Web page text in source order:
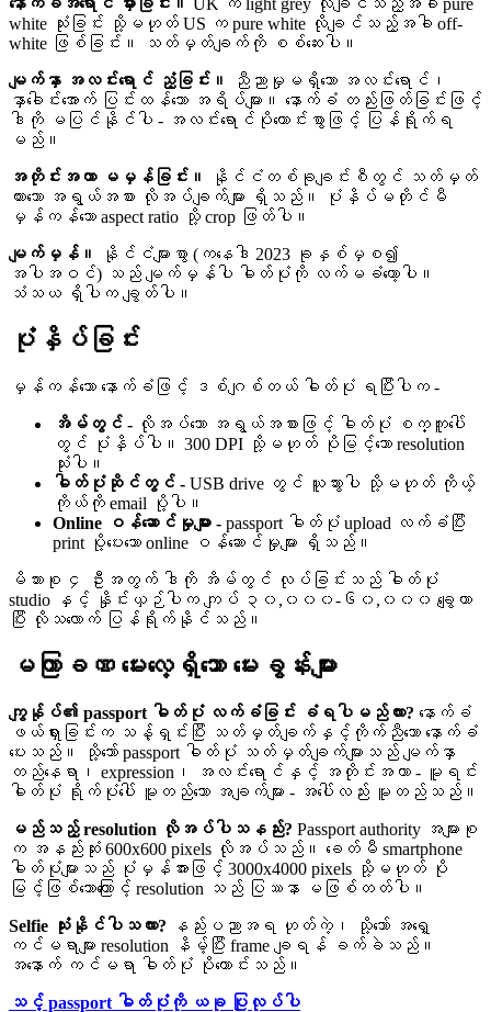
နောက်ခံအရောင် မှားခြင်း။ UK က light grey လိုချင်သည့်အခါ pure
white သုံးခြင်း သို့မဟုတ် US က pure white လိုချင်သည့်အခါ off-
white ဖြစ်ခြင်း။ သတ်မှတ်ချက်ကို စစ်ဆေးပါ။
မျက်နှာ အလင်းရောင် ညံ့ခြင်း။
ညီညာမှုမရှိသော အလင်းရောင်၊
နှာခေါင်းအောက် ပြင်းထန်သော အရိပ်များ။ နောက်ခံ တည်းဖြတ်ခြင်းဖြင့်
ဒါကို မပြင်နိုင်ပါ - အလင်းရောင်ပိုကောင်းစွာဖြင့် ပြန်ရိုက်ရ
မည်။
အတိုင်းအတာ မမှန်ခြင်း။
နိုင်ငံတစ်ခုချင်းစီတွင် သတ်မှတ်
ထားသော အရွယ်အစား လိုအပ်ချက်များ ရှိသည်။ ပုံနှိပ်မတိုင်မီ
မှန်ကန်သော aspect ratio သို့ crop ဖြတ်ပါ။
မျက်မှန်။
နိုင်ငံများစွာ (ကနေဒါ 2023 ခုနှစ်မှစ၍
အပါအဝင်) သည် မျက်မှန်ပါ ဓါတ်ပုံကို လက်မခံတော့ပါ။
သံသယ ရှိပါက ချွတ်ပါ။
ပုံနှိပ်ခြင်း
မှန်ကန်သော နောက်ခံဖြင့် ဒစ်ဂျစ်တယ် ဓါတ်ပုံ ရပြီးပါက -
အိမ်တွင် - လိုအပ်သော အရွယ်အစားဖြင့် ဓါတ်ပုံ စက္ကူပေါ်
တွင် ပုံနှိပ်ပါ။ 300 DPI သို့မဟုတ် ပိုမြင့်သော resolution
သုံးပါ။
ဓါတ်ပုံဆိုင်တွင် - USB drive တွင် ယူသွားပါ သို့မဟုတ် ကိုယ့်
ကိုယ်ကို email ပို့ပါ။
Online ဝန်ဆောင်မှုများ - passport ဓါတ်ပုံ upload လက်ခံပြီး
print ပို့ပေးသော online ဝန်ဆောင်မှုများ ရှိသည်။
မိသားစု ၄ ဦးအတွက် ဒါကို အိမ်တွင် လုပ်ခြင်းသည် ဓါတ်ပုံ
studio နှင့် နှိုင်းယှဉ်ပါက ကျပ် ၃၀,၀၀၀-၆၀,၀၀၀ ချွေတာ
ပြီး လိုသလောက် ပြန်ရိုက်နိုင်သည်။
မကြာခဏ မေးလေ့ရှိသော မေးခွန်းများ
ကျွန်ုပ်၏ passport ဓါတ်ပုံ လက်ခံခြင်း ခံရပါမည်လား? နောက်ခံ
ဖယ်ရှားခြင်းက သန့်ရှင်းပြီး သတ်မှတ်ချက်နှင့်ကိုက်ညီသော နောက်ခံ
ပေးသည်။ သို့သော် passport ဓါတ်ပုံ သတ်မှတ်ချက်များသည် မျက်နှာ
တည်နေရာ၊ expression၊ အလင်းရောင်နှင့် အတိုင်းအတာ - မူရင်း
ဓါတ်ပုံ ရိုက်ပုံပေါ် မူတည်သော အချက်များ - အပေါ်လည်း မူတည်သည်။
မည်သည့် resolution လိုအပ်ပါသနည်း? Passport authority အများစု
က အနည်းဆုံး 600x600 pixels လိုအပ်သည်။ ခေတ်မီ smartphone
ဓါတ်ပုံများသည် ပုံမှန်အားဖြင့် 3000x4000 pixels သို့မဟုတ် ပို
မြင့်ဖြစ်သောကြောင့် resolution သည် ပြဿနာ မဖြစ်တတ်ပါ။
Selfie သုံးနိုင်ပါသလား? နည်းပညာအရ ဟုတ်ကဲ့၊ သို့သော် အရှေ့
ကင်မရာများ resolution နိမ့်ပြီး frame ချရန် ခက်ခဲသည်။
အနောက် ကင်မရာ ဓါတ်ပုံ ပိုကောင်းသည်။
သင့် passport ဓါတ်ပုံကို ယခု ပြုလုပ်ပါ